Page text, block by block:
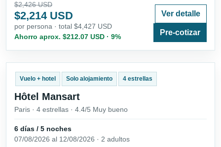
$2,426 USD
$2,214 USD
por persona · total $4,427 USD
Ahorro aprox. $212.07 USD · 9%
Ver detalle
Pre-cotizar
Vuelo + hotel Solo alojamiento 4 estrellas
Hôtel Mansart
Paris · 4 estrellas · 4.4/5 Muy bueno
6 días / 5 noches
07/08/2026 al 12/08/2026 · 2 adultos